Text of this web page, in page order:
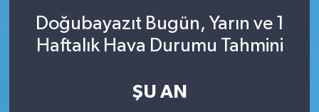
Doğubayazıt Bugün, Yarın ve 1
Haftalık Hava Durumu Tahmini
ŞU AN
Son Dakika Haberleri